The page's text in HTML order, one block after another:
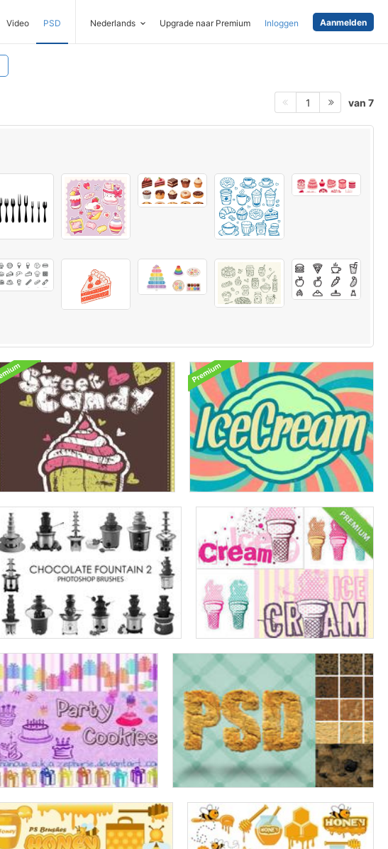
Video PSD Nederlands Upgrade naar Premium Inloggen Aanmelden
1 van 7